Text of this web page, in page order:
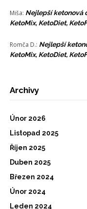
Miša: Nejlepší ketonová
KetoMix, KetoDiet,
Romča D.: Nejlepší
KetoMix, KetoDiet,
Archivy
Únor 2026
Listopad 2025
Říjen 2025
Duben 2025
Březen 2024
Únor 2024
Leden 2024